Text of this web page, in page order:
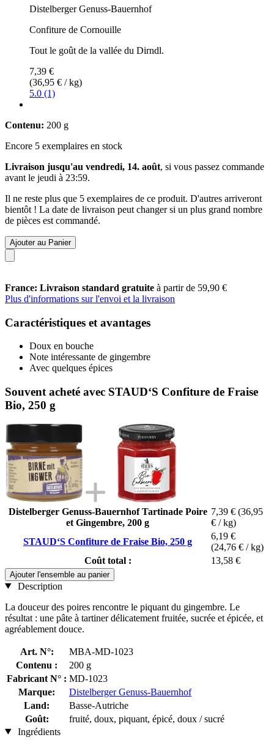
Distelberger Genuss-Bauernhof
Confiture de Cornouille
Tout le goût de la vallée du Dirndl.
7,39 €
(36,95 € / kg)
5.0 (1)
Contenu: 200 g
Encore 5 exemplaires en stock
Livraison jusqu'au vendredi, 14. août, si vous passez commande
avant le jeudi à 23:59.
Il ne reste plus que 5 exemplaires de ce produit. D'autres arriveront
bientôt ! La date de livraison peut changer si un plus grand nombre
de pièces est commandé.
Ajouter au Panier
France: Livraison standard gratuite à partir de 59,90 €
Plus d'informations sur l'envoi et la livraison
Caractéristiques et avantages
Doux en bouche
Note intéressante de gingembre
Avec quelques épices
Souvent acheté avec STAUD‘S Confiture de Fraise
Bio, 250 g
Distelberger Genuss-Bauernhof Tartinade Poire
et Gingembre, 200 g
7,39 € (36,95
€ / kg)
STAUD‘S Confiture de Fraise Bio, 250 g
6,19 €
(24,76 € / kg)
Coût total :
13,58 €
Ajouter l'ensemble au panier
Description
La douceur des poires rencontre le piquant du gingembre. Le
résultat : une pâte à tartiner délicatement fruitée, sucrée et épicée, et
agréablement douce.
Art. N°:
MBA-MD-1023
Contenu :
200 g
Fabricant N° : MD-1023
Marque:
Distelberger Genuss-Bauernhof
Land:
Basse-Autriche
Goût:
fruité, doux, piquant, épicé, doux / sucré
Ingrédients